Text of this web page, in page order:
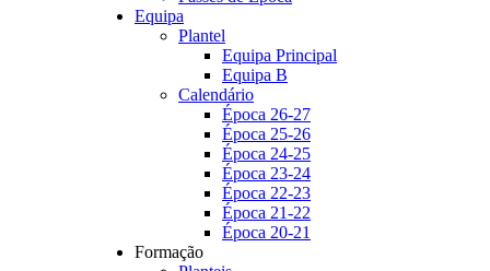
Equipa
Plantel
Equipa Principal
Equipa B
Calendário
Época 26-27
Época 25-26
Época 24-25
Época 23-24
Época 22-23
Época 21-22
Época 20-21
Formação